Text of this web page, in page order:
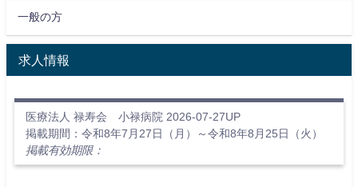
一般の方
求人情報
医療法人 禄寿会 小禄病院 2026-07-27UP
掲載期間：令和8年7月27日（月）～令和8年8月25日（火）
掲載有効期限：